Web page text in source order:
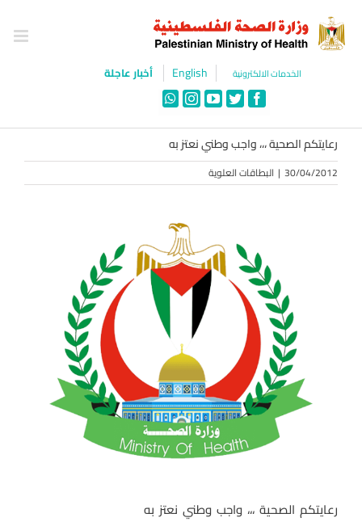
content
الخدمات الالكترونية English أخبار عاجلة
Facebook
Twitter
YouTube
Instagram
WhatsApp
رعايتكم الصحية ،،، واجب وطني نعتز به
30/04/2012
| البطاقات العلوية
رعايتكم الصحية ،،، واجب وطني نعتز به